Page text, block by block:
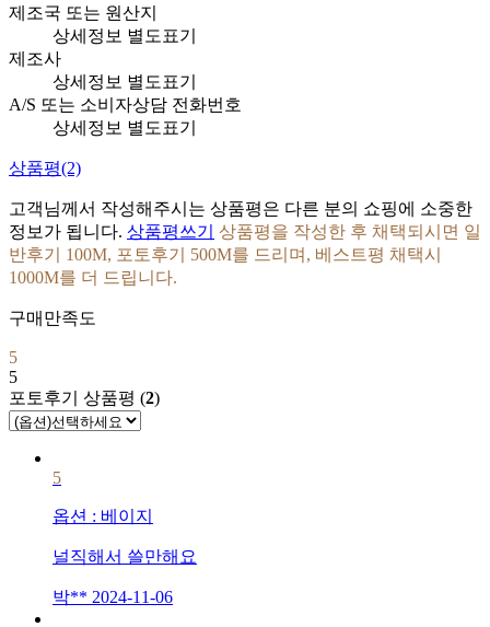
제조국 또는 원산지
상세정보 별도표기
제조사
상세정보 별도표기
A/S 또는 소비자상담 전화번호
상세정보 별도표기
상품평(2)
고객님께서 작성해주시는 상품평은 다른 분의 쇼핑에 소중한
정보가 됩니다. 상품평쓰기
상품평을 작성한 후 채택되시면 일
반후기 100M, 포토후기 500M를 드리며, 베스트평 채택시
1000M를 더 드립니다.
구매만족도
5
5
포토후기 상품평 (2)
5
옵션 : 베이지
널직해서 쓸만해요
박** 2024-11-06